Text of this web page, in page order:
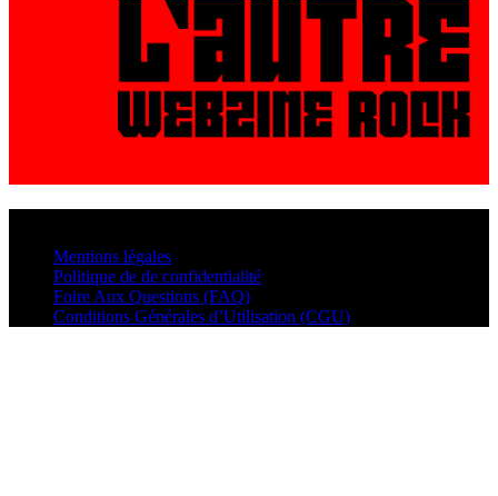
Mentions légales
Politique de de confidentialité
Foire Aux Questions (FAQ)
Conditions Générales d’Utilisation (CGU)